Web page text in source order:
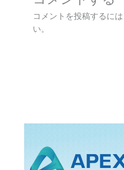
コメントを投稿するには
い。